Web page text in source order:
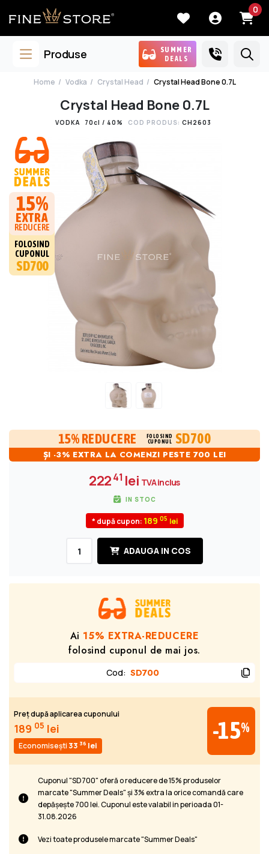
0
Produse
SUMMER
DEALS
Home Vodka Crystal Head Crystal Head Bone 0.7L
Crystal Head Bone 0.7L
VODKA 70cl / 40% COD PRODUS: CH2603
15%
EXTRA
REDUCERE
FOLOSIND
CUPONUL
SD700
15% REDUCERE
FOLOSIND
CUPONUL
SD700
ȘI -3% EXTRA LA COMENZI PESTE 700 LEI
22241lei TVA inclus
IN STOC
* după cupon: 189 05
ADAUGA IN COS
Ai 15% EXTRA-REDUCERE
folosind cuponul de mai jos.
Cod: SD700
Preț după aplicarea cuponului
189 05 lei
Economisești 33 36 lei
-15%
Cuponul "SD700" oferă o reducere de 15% produselor
marcate "Summer Deals" și 3% extra la orice comandă care
depășește 700 lei. Cuponul este valabil in perioada 01-
31.08.2026
Vezi toate produsele marcate "Summer Deals"